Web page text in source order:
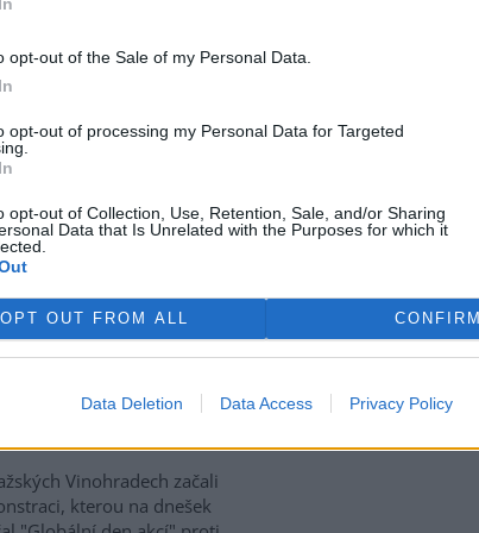
opt-out of the Sale of my Personal Data.
opt-out of processing my Personal Data for Targeted
opt-out of Collection, Use, Retention, Sale, and/or Sharing
Data that Is Unrelated with the Purposes for which it
OPT OUT FROM ALL CONFIRM
Data Deletion Data Access Privacy Policy
i díky kolegům
a na cele
osmou hodinou večer
který byl zadržen policií při
v ulici Na Bučance v
třinácté hodině. Téměř po
nikdo z policistů mu neřekl
byl v průběhu zatýkání
policisty, přesto že byl
válce byli Italové
Vinohradech začali
kterou na dnešek